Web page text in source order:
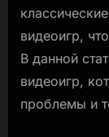
видеоигр,
В данной
видеоигр,
проблемы и